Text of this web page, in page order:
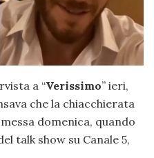
a “Verissimo” ieri,
che la chiacchierata
domenica, quando
talk show su Canale 5,